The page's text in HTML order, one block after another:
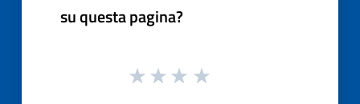
su questa pagina?